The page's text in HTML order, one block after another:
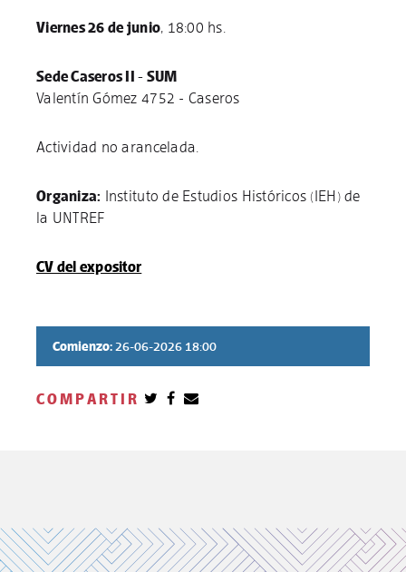
Viernes 26 de junio, 18:00 hs.
Sede Caseros II - SUM
Valentín Gómez 4752 - Caseros
Actividad no arancelada.
Organiza: Instituto de Estudios Históricos (IEH) de
la UNTREF
CV del expositor
Comienzo: 26-06-2026 18:00
COMPARTIR